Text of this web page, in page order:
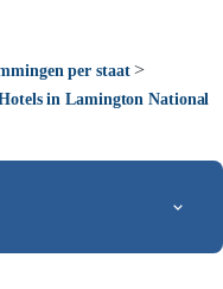
per staat>
in Lamington National